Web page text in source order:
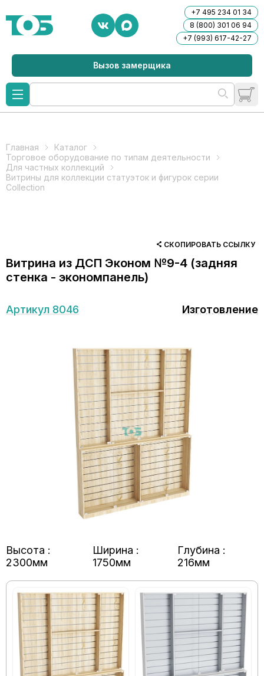
+7 495 234 01 34
8 (800) 301 06 94
+7 (993) 617-42-27
Вызов замерщика
Главная
Каталог
Торговое оборудование по типам деятельности
Для частных коллекций
Витрины для коллекции статуэток и фигурок серии
Collection
СКОПИРОВАТЬ ССЫЛКУ
Витрина из ДСП Эконом №9-4 (задняя
стенка - экономпанель)
Артикул 8046 Изготовление
Высота :
2300мм
Ширина :
1750мм
Глубина :
216мм